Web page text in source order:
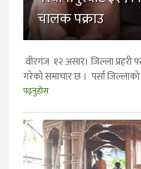
चालक पक्राउ
वीरगंज १२ असार। जिल्ला
गरेको समाचार छ । पर्सा
पढ्नुहोस